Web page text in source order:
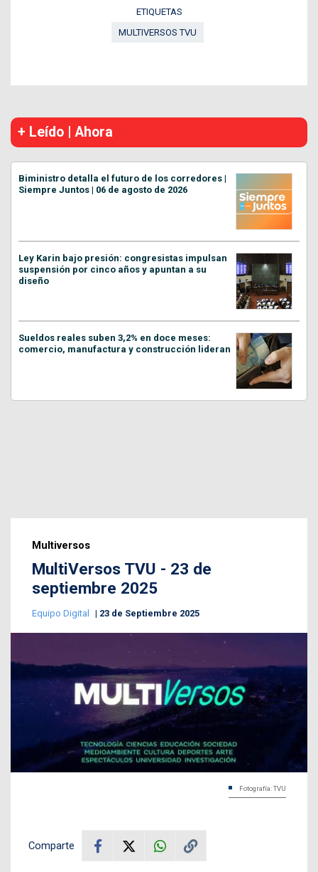
ETIQUETAS
MULTIVERSOS TVU
+ Leído | Ahora
Biministro detalla el futuro de los corredores |
Siempre Juntos | 06 de agosto de 2026
Ley Karin bajo presión: congresistas impulsan
suspensión por cinco años y apuntan a su
diseño
Sueldos reales suben 3,2% en doce meses:
comercio, manufactura y construcción lideran
Multiversos
MultiVersos TVU - 23 de
septiembre 2025
Equipo Digital 23 de Septiembre 2025
Fotografía: TVU
Comparte